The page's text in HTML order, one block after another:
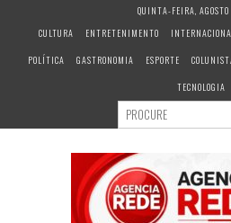
c
QUINTA-FEIRA,
CULTURA
ENTRETENIMENTO
POLÍTICA
GASTRONOMIA ESPORTE
TECNOLOGIA